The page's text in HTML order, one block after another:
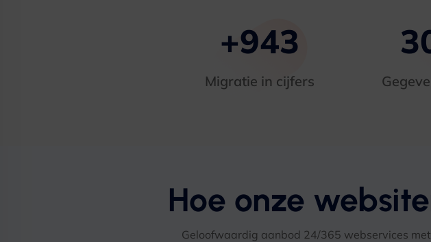
Migratie in cijfers
+943
Hoe onze
Geloofwaardig aanbod 24/365 webservices